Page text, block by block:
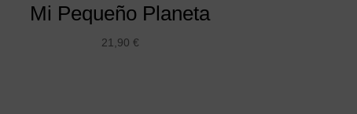
Mi Pequeño Planeta
21,90 €